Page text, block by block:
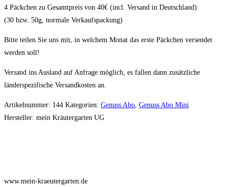
4 Päckchen zu Gesamtpreis von 40€ (incl. Versand in Deutschland)
(30 bzw. 50g, normale Verkaufspackung)
Bitte teilen Sie uns mit, in welchem Monat das erste Päckchen versendet
werden soll!
Versand ins Ausland auf Anfrage möglich, es fallen dann zusätzliche
länderspezifische Versandkosten an.
Artikelnummer: 144 Kategorien: Genuss Abo, Genuss Abo Mini
Hersteller: mein Kräutergarten UG
www.mein-kraeutergarten.de